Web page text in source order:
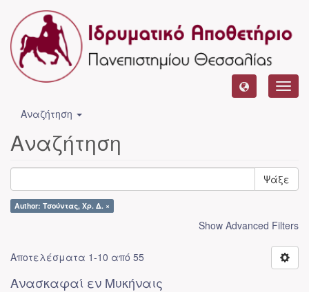
Αναζήτηση
Αναζήτηση
Ψάξε
Author: Τσούντας, Χρ. Δ. ×
Show Advanced Filters
Αποτελέσματα 1-10 από 55
Ανασκαφαί εν Μυκήναις